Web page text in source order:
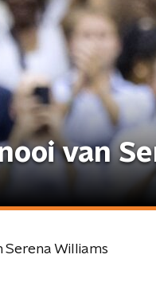
van
Williams